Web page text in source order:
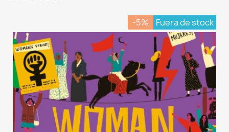
-5% Fuera de stock